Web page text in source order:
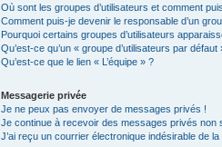
Où sont les groupes d’utilisateurs et comment
Comment puis-je devenir le responsable d’un
Pourquoi certains groupes d’utilisateurs
Qu’est-ce qu’un « groupe d’utilisateurs par défaut
Qu’est-ce que le lien « L’équipe » ?
Messagerie privée
Je ne peux pas envoyer de messages privés !
Je continue à recevoir des messages privés non
J’ai reçu un courrier électronique indésirable de